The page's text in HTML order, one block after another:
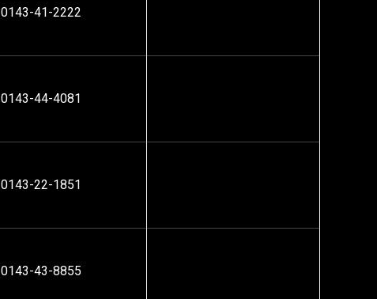
0143-41-2222
0143-44-4081
0143-22-1851
0143-43-8855